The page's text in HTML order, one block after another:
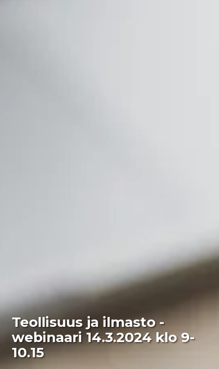
Teollisuus ja ilmasto -
webinaari 14.3.2024 klo 9-
10.15